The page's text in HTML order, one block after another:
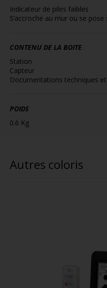
Indicateur de piles faibles
S’accroche au mur ou se
CONTENU DE LA BOITE
Station
Capteur
Documentations techniques
POIDS
0.6 Kg
Autres coloris